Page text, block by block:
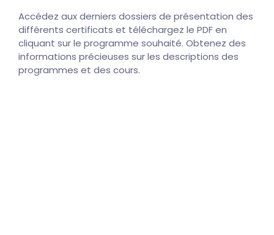
Accédez aux derniers dossiers de présentation des
différents certificats et téléchargez le PDF en
cliquant sur le programme souhaité. Obtenez des
informations précieuses sur les descriptions des
programmes et des cours.